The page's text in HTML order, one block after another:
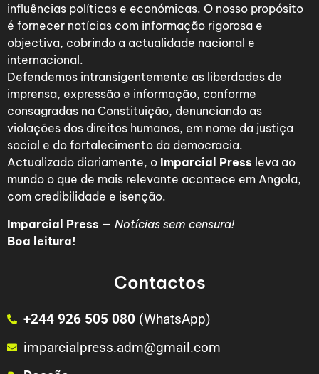
influências políticas e económicas. O nosso propósito
é fornecer notícias com informação rigorosa e
objectiva, cobrindo a actualidade nacional e
internacional.
Defendemos intransigentemente as liberdades de
imprensa, expressão e informação, conforme
consagradas na Constituição, denunciando as
violações dos direitos humanos, em nome da justiça
social e do fortalecimento da democracia.
Actualizado diariamente, o Imparcial Press leva ao
mundo o que de mais relevante acontece em Angola,
com credibilidade e isenção.
Imparcial Press — Notícias sem censura!
Boa leitura!
Contactos
+244 926 505 080 (WhatsApp)
imparcialpress.adm@gmail.com